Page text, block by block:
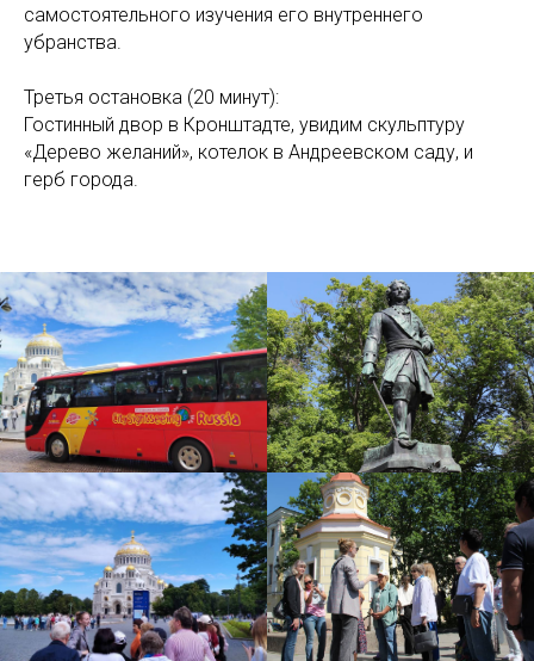
самостоятельного изучения его внутреннего
убранства.
Третья остановка (20 минут):
Гостинный двор в Кронштадте, увидим скульптуру
«Дерево желаний», котелок в Андреевском саду, и
герб города.